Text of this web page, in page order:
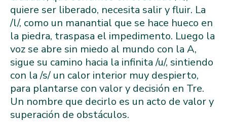
quiere ser liberado, necesita salir y fluir. La
/l/, como un manantial que se hace hueco en
la piedra, traspasa el impedimento. Luego la
voz se abre sin miedo al mundo con la A,
sigue su camino hacia la infinita /u/, sintiendo
con la /s/ un calor interior muy despierto,
para plantarse con valor y decisión en Tre.
Un nombre que decirlo es un acto de valor y
superación de obstáculos.